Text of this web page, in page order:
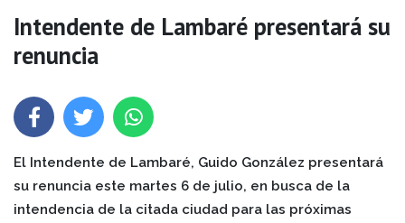
Intendente de Lambaré presentará su
renuncia
El Intendente de Lambaré, Guido González presentará
su renuncia este martes 6 de julio, en busca de la
intendencia de la citada ciudad para las próximas